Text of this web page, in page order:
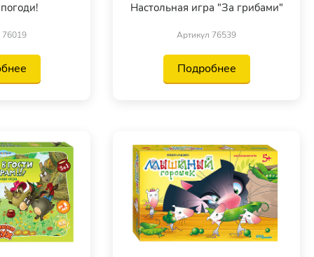
76019
Настольная игра "За грибами"
Артикул 76539
Подробнее